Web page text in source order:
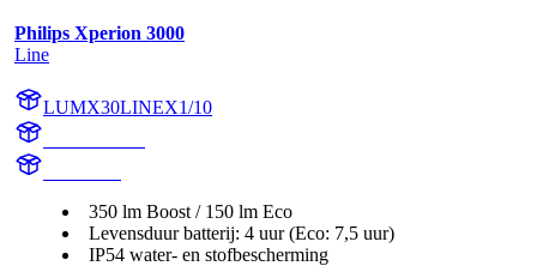
Philips Xperion 3000
Line
LUMX30LINEX1/10
350 lm Boost / 150 lm Eco
Levensduur batterij: 4 uur (Eco: 7,5 uur)
IP54 water- en stofbescherming